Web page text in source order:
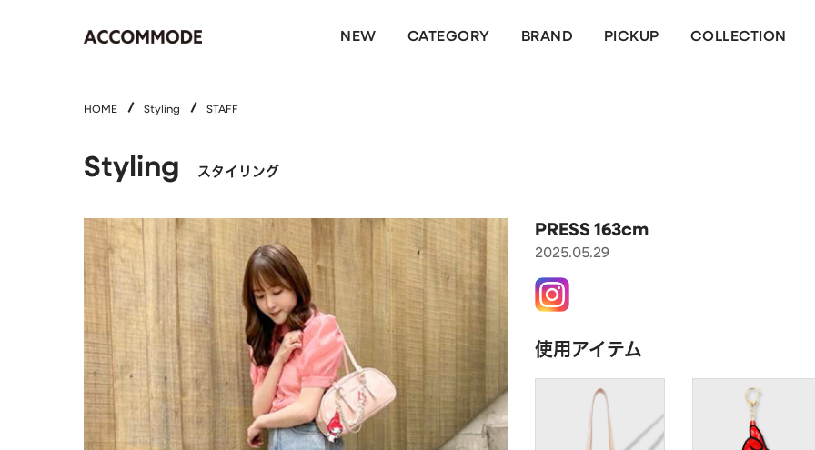
NEW CATEGORY BRAND PICKUP COLLECTION
HOME Styling STAFF
Styling スタイリング
PRESS 163cm
2025.05.29
使用アイテム